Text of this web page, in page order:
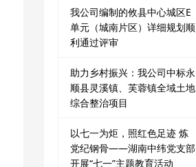
我公司编制的攸县中心城区E
单元（城南片区）详细规划顺
利通过评审
助力乡村振兴：我公司中标永
顺县灵溪镇、芙蓉镇全域土地
综合整治项目
以七一为炬，照红色足迹 炼
党纪钢骨——湖南中纬党支部
开展“七一”主题教育活动